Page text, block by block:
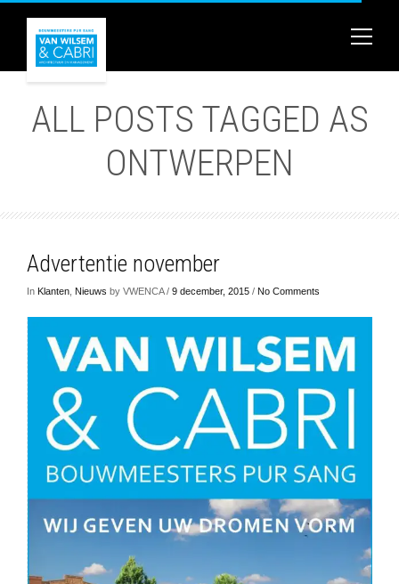
ALL POSTS TAGGED AS
ONTWERPEN
Advertentie november
In Klanten Nieuws by VWENCA / 9 december, 2015 / No Comments